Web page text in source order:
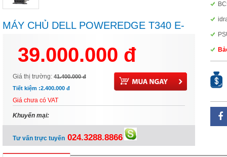
MÁY CHỦ DELL POWEREDGE T340 E-
39.000.000 đ
Giá thị trường: 41.400.000 đ
Tiết kiệm :2.400.000 đ
Giá chưa có VAT
Khuyến mại:
Tư vấn trực tuyến 024.3288.8866